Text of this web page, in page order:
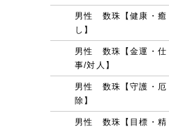
男性 数珠【健康・癒
し】
男性 数珠【金運・仕
事/対人】
男性 数珠【守護・厄
除】
男性 数珠【目標・精